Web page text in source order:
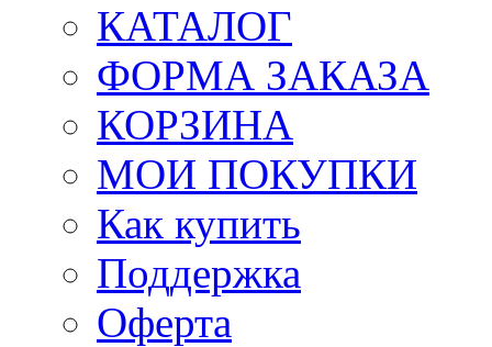
КАТАЛОГ
ФОРМА ЗАКАЗА
КОРЗИНА
МОИ ПОКУПКИ
Как купить
Поддержка
Оферта